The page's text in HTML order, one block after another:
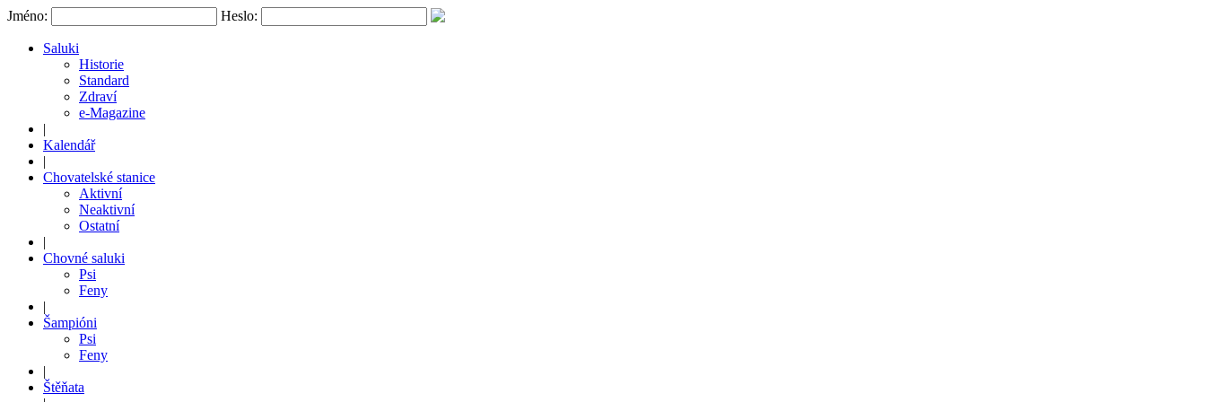
Jméno: Heslo:
Saluki
Historie
Standard
Zdraví
e-Magazine
|
Kalendář
|
Chovatelské stanice
Aktivní
Neaktivní
Ostatní
|
Chovné saluki
Psi
Feny
|
Šampióni
Psi
Feny
|
Štěňata